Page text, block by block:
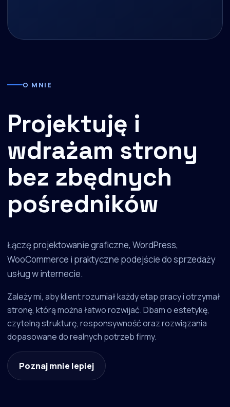
O MNIE
Projektuję i
wdrażam strony
bez zbędnych
pośredników
Łączę projektowanie graficzne, WordPress,
WooCommerce i praktyczne podejście do sprzedaży
usług w internecie.
Zależy mi, aby klient rozumiał każdy etap pracy i otrzymał
stronę, którą można łatwo rozwijać. Dbam o estetykę,
czytelną strukturę, responsywność oraz rozwiązania
dopasowane do realnych potrzeb firmy.
Poznaj mnie lepiej